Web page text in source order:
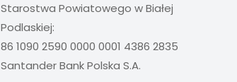
Starostwa Powiatowego w Białej
Podlaskiej:
86 1090 2590 0000 0001 4386 2835
Santander Bank Polska S.A.